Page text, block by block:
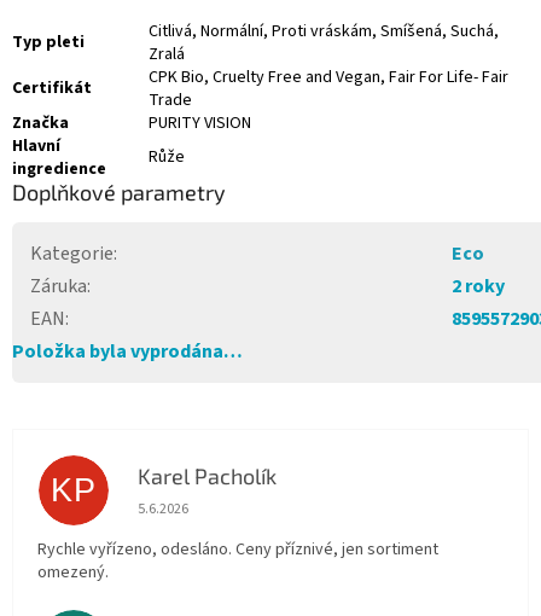
Typ pleti
Citlivá, Normální, Proti vráskám, Smíšená, Suchá,
Zralá
Certifikát
CPK Bio, Cruelty Free and Vegan, Fair For Life- Fair
Trade
Značka
PURITY VISION
Hlavní
ingredience
Růže
Doplňkové parametry
Kategorie:
Eco
Záruka:
2 roky
EAN:
Položka byla vyprodána…
KP Karel Pacholík
Hodnocení obchodu je 4 z 5 hvězdiček.
5.6.2026
Rychle vyřízeno, odesláno. Ceny příznivé, jen sortiment
omezený.